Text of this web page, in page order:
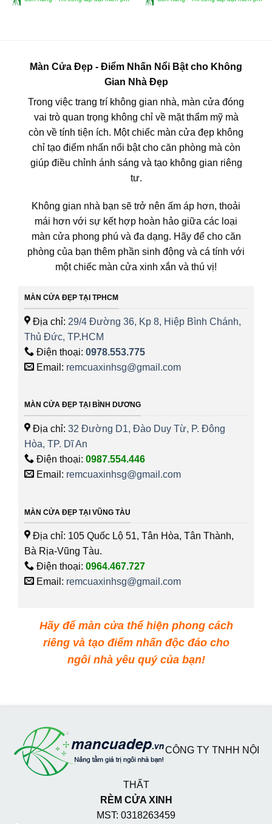
Màn Cửa Đẹp - Điểm Nhấn Nổi Bật cho Không
Gian Nhà Đẹp
Trong việc trang trí không gian nhà, màn cửa đóng
vai trò quan trọng không chỉ về mặt thẩm mỹ mà
còn về tính tiện ích. Một chiếc màn cửa đẹp không
chỉ tạo điểm nhấn nổi bật cho căn phòng mà còn
giúp điều chỉnh ánh sáng và tạo không gian riêng
tư.
Không gian nhà bạn sẽ trở nên ấm áp hơn, thoải
mái hơn với sự kết hợp hoàn hảo giữa các loại
màn cửa phong phú và đa dạng. Hãy để cho căn
phòng của bạn thêm phần sinh động và cá tính với
một chiếc màn cửa xinh xắn và thú vị!
MÀN CỬA ĐẸP TẠI TPHCM
Địa chỉ: 29/4 Đường 36, Kp 8, Hiệp Bình Chánh,
Thủ Đức, TP.HCM
Điện thoại: 0978.553.775
Email: remcuaxinhsg@gmail.com
MÀN CỬA ĐẸP TẠI BÌNH DƯƠNG
Địa chỉ: 32 Đường D1, Đào Duy Từ, P. Đông
Hòa, TP. Dĩ An
Điện thoại: 0987.554.446
Email: remcuaxinhsg@gmail.com
MÀN CỬA ĐẸP TẠI VŨNG TÀU
Địa chỉ: 105 Quốc Lộ 51, Tân Hòa, Tân Thành,
Bà Rịa-Vũng Tàu.
Điện thoại: 0964.467.727
Email: remcuaxinhsg@gmail.com
Hãy để màn cửa thể hiện phong cách
riêng và tạo điểm nhấn độc đáo cho
ngôi nhà yêu quý của bạn!
CÔNG TY TNHH NỘI
THẤT
RÈM CỬA XINH
MST: 0318263459